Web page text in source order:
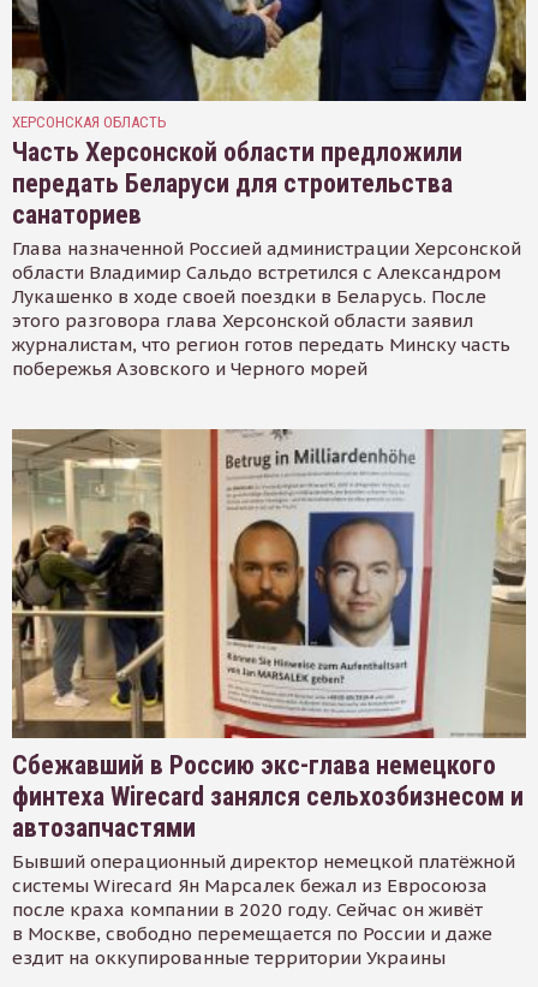
ХЕРСОНСКАЯ ОБЛАСТЬ
Часть Херсонской области предложили
передать Беларуси для строительства
санаториев
Глава назначенной Россией администрации Херсонской
области Владимир Сальдо встретился с Александром
Лукашенко в ходе своей поездки в Беларусь. После
этого разговора глава Херсонской области заявил
журналистам, что регион готов передать Минску часть
побережья Азовского и Черного морей
Сбежавший в Россию экс-глава немецкого
финтеха Wirecard занялся сельхозбизнесом и
автозапчастями
Бывший операционный директор немецкой платёжной
системы Wirecard Ян Марсалек бежал из Евросоюза
после краха компании в 2020 году. Сейчас он живёт
в Москве, свободно перемещается по России и даже
ездит на оккупированные территории Украины